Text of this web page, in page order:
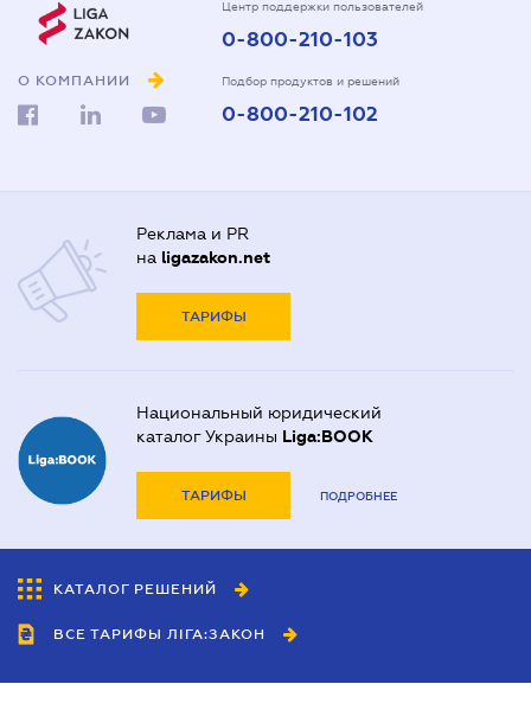
О КОМПАНИИ
Центр поддержки пользователей
0-800-210-103
Подбор продуктов и решений
0-800-210-102
Реклама и PR
на ligazakon.net
ТАРИФЫ
Национальный юридический
каталог Украины Liga:BOOK
ТАРИФЫ ПОДРОБНЕЕ
КАТАЛОГ РЕШЕНИЙ
ВСЕ ТАРИФЫ ЛІГА:ЗАКОН